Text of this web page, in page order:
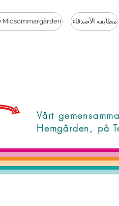
Midsommargården مطابقة الأصدقاء
Vårt
Hemgården, på